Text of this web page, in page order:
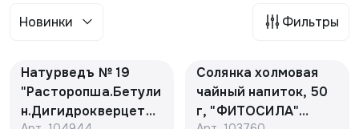
Новинки Фильтры
Натурведъ № 19
"Расторопша.Бетули
н.Дигидрокверцетин
Солянка холмовая
чайный напиток, 50
г, "ФИТОСИЛА"